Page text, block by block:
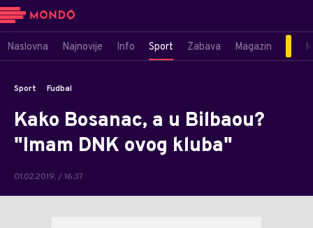
Naslovna Najnovije Info Sport Zabava Magazin
Sport Fudbal
Kako Bosanac, a u Bilbaou?
"Imam DNK ovog kluba"
01.02.2019. / 16:37